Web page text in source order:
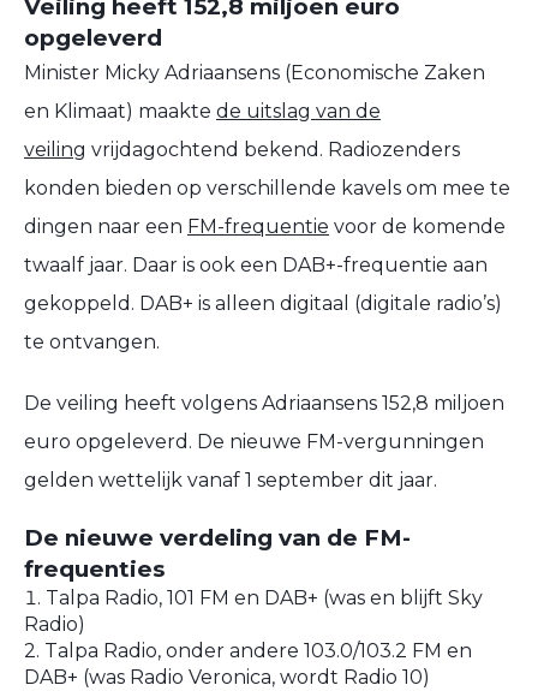
Veiling heeft 152,8 miljoen euro
opgeleverd
Minister Micky Adriaansens (Economische Zaken
en Klimaat) maakte de uitslag van de
veiling vrijdagochtend bekend. Radiozenders
konden bieden op verschillende kavels om mee te
dingen naar een FM-frequentie voor de komende
twaalf jaar. Daar is ook een DAB+-frequentie aan
gekoppeld. DAB+ is alleen digitaal (digitale radio’s)
te ontvangen.
De veiling heeft volgens Adriaansens 152,8 miljoen
euro opgeleverd. De nieuwe FM-vergunningen
gelden wettelijk vanaf 1 september dit jaar.
De nieuwe verdeling van de FM-
frequenties
Talpa Radio, 101 FM en DAB+ (was en blijft Sky
Radio)
2. Talpa Radio, onder andere 103.0/103.2 FM en
DAB+ (was Radio Veronica, wordt Radio 10)